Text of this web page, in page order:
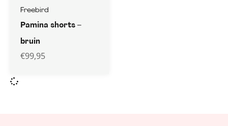
Freebird
Pamina shorts –
bruin
€99,95